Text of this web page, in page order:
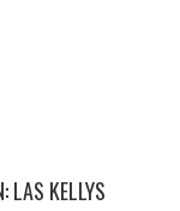
LAS KELLYS